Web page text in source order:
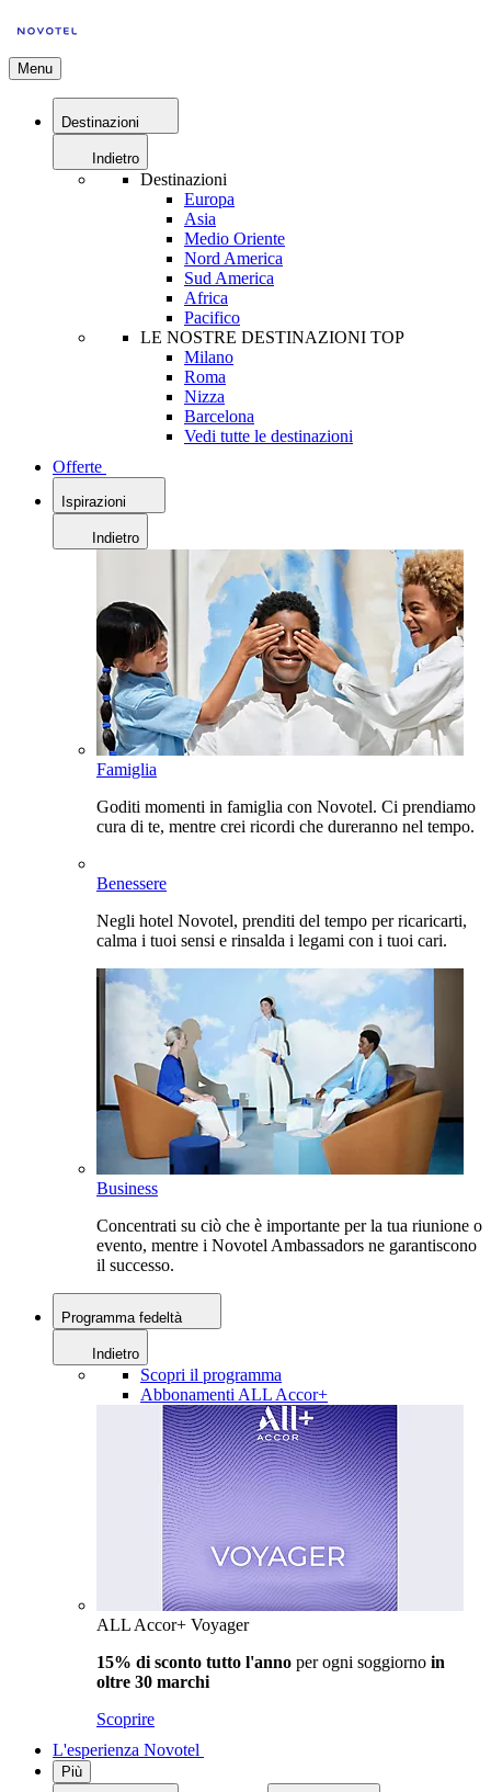
Menu
Destinazioni
Indietro
Destinazioni
Europa
Asia
Medio Oriente
Nord America
Sud America
Africa
Pacifico
LE NOSTRE DESTINAZIONI TOP
Milano
Roma
Nizza
Barcelona
Vedi tutte le destinazioni
Offerte
Ispirazioni
Indietro
Famiglia
Goditi momenti in famiglia con Novotel. Ci prendiamo
cura di te, mentre crei ricordi che dureranno nel tempo.
Benessere
Negli hotel Novotel, prenditi del tempo per ricaricarti,
calma i tuoi sensi e rinsalda i legami con i tuoi cari.
Business
Concentrati su ciò che è importante per la tua riunione o
evento, mentre i Novotel Ambassadors ne garantiscono
il successo.
Programma fedeltà
Indietro
Scopri il programma
Abbonamenti ALL Accor+
ALL Accor+ Voyager
15% di sconto tutto l'anno per ogni soggiorno in
oltre 30 marchi
Scoprire
L'esperienza Novotel
Più